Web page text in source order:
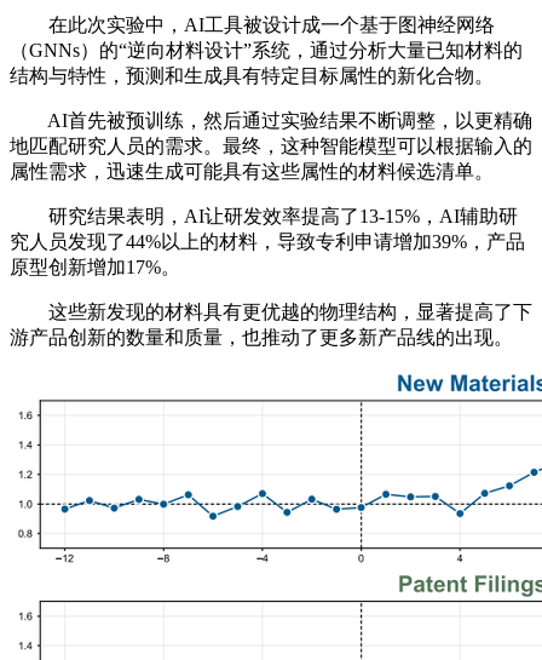
在此次实验中，AI工具被设计成一个基于图神经网络
（GNNs）的“逆向材料设计”系统，通过分析大量已知材料的
结构与特性，预测和生成具有特定目标属性的新化合物。
AI首先被预训练，然后通过实验结果不断调整，以更精确
地匹配研究人员的需求。最终，这种智能模型可以根据输入的
属性需求，迅速生成可能具有这些属性的材料候选清单。
研究结果表明，AI让研发效率提高了13-15%，AI辅助研
究人员发现了44%以上的材料，导致专利申请增加39%，产品
原型创新增加17%。
这些新发现的材料具有更优越的物理结构，显著提高了下
游产品创新的数量和质量，也推动了更多新产品线的出现。